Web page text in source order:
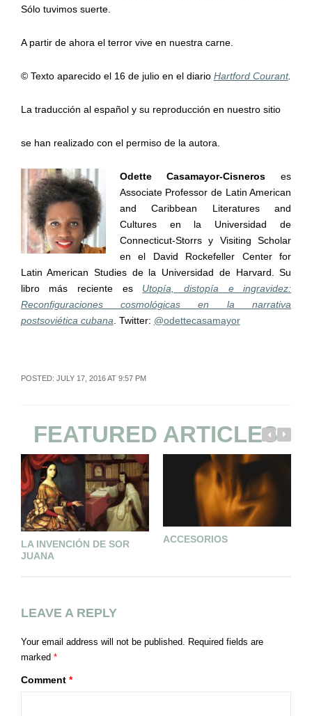
Sólo tuvimos suerte.
A partir de ahora el terror vive en nuestra carne.
© Texto aparecido el 16 de julio en el diario Hartford Courant.
La traducción al español y su reproducción en nuestro sitio
se han realizado con el permiso de la autora.
Odette Casamayor-Cisneros es
Associate Professor de Latin American
and Caribbean Literatures and
Cultures en la Universidad de
Connecticut-Storrs y Visiting Scholar
en el David Rockefeller Center for
Latin American Studies de la Universidad de Harvard. Su
libro más reciente es Utopía, distopía e ingravidez:
Reconfiguraciones cosmológicas en la narrativa
postsoviética cubana. Twitter: @odettecasamayor
POSTED: JULY 17, 2016 AT 9:57 PM
FEATURED ARTICLES
LA INVENCIÓN DE SOR
JUANA
ACCESORIOS
LEAVE A REPLY
Your email address will not be published. Required fields are
marked *
Comment *